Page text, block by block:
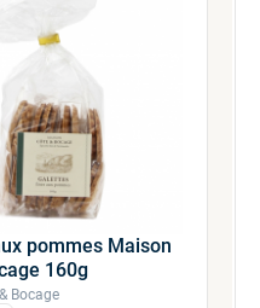
pommes Maison
160g
Bocage